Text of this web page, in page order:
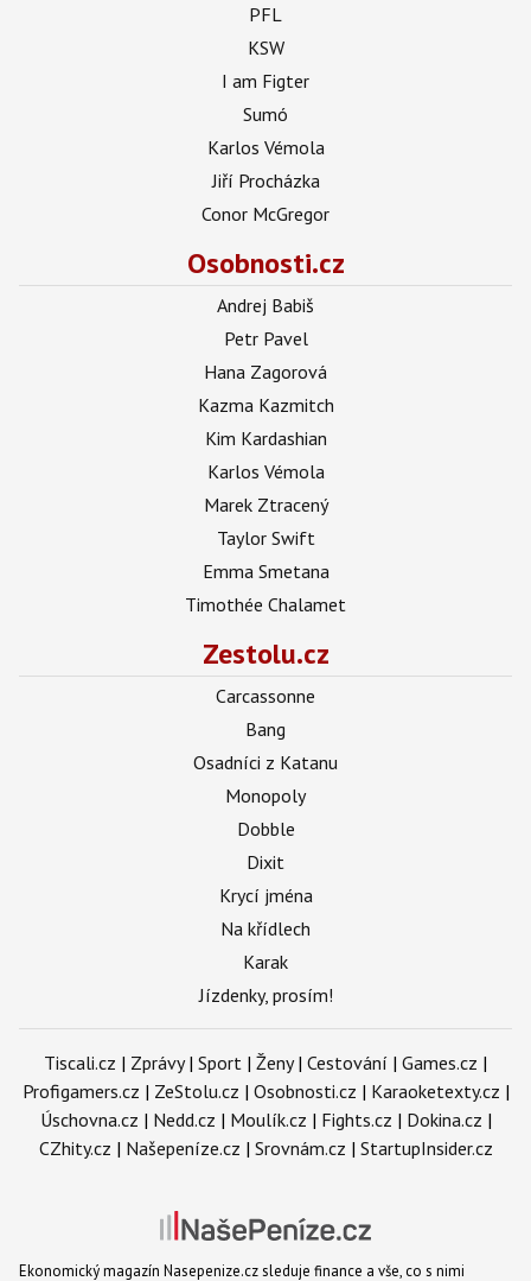
PFL
KSW
I am Figter
Sumó
Karlos Vémola
Jiří Procházka
Conor McGregor
Osobnosti.cz
Andrej Babiš
Petr Pavel
Hana Zagorová
Kazma Kazmitch
Kim Kardashian
Karlos Vémola
Marek Ztracený
Taylor Swift
Emma Smetana
Timothée Chalamet
Zestolu.cz
Carcassonne
Bang
Osadníci z Katanu
Monopoly
Dobble
Dixit
Krycí jména
Na křídlech
Karak
Jízdenky, prosím!
Tiscali.cz | Zprávy| Sport | Ženy| Cestování | Games.cz |
Profigamers.cz | ZeStolu.cz | Osobnosti.cz | Karaoketexty.cz |
Úschovna.cz | Nedd.cz | Moulík.cz | Fights.cz | Dokina.cz |
CZhity.cz | Našepeníze.cz | Srovnám.cz | StartupInsider.cz
Ekonomický magazín Nasepenize.cz sleduje finance a vše, co s nimi